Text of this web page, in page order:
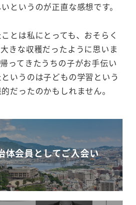
というのが正直な感想です。
とは私にとっても、おそらく
きな収穫だったように思いま
ってきたうちの子がお手伝い
いうのは子どもの学習という
だったのかもしれません。
体会員としてご入会い